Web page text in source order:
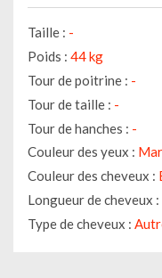
Taille : -
Poids : 44 kg
Tour de poitrine : -
Tour de taille : -
Tour de hanches : -
Couleur des yeux :
Couleur des cheveux :
Longueur de cheveux :
Type de cheveux :